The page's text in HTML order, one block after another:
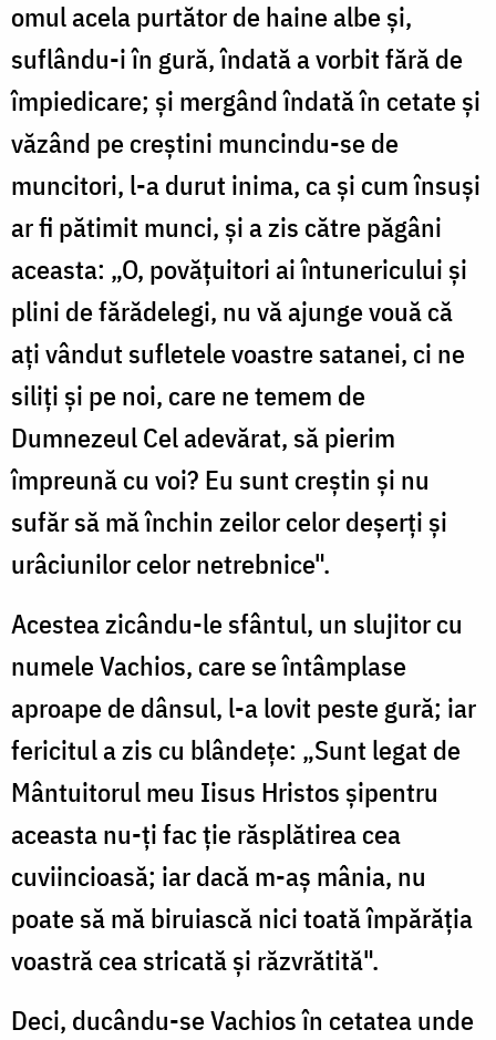
omul acela purtător de haine albe și,
suflându-i în gură, îndată a vorbit fără de
împiedicare; și mergând îndată în cetate și
văzând pe creștini muncindu-se de
muncitori, l-a durut inima, ca și cum însuși
ar fi pătimit munci, și a zis către păgâni
aceasta: „O, povățuitori ai întunericului și
plini de fărădelegi, nu vă ajunge vouă că
ați vândut sufletele voastre satanei, ci ne
siliți și pe noi, care ne temem de
Dumnezeul Cel adevărat, să pierim
împreună cu voi? Eu sunt creștin și nu
sufăr să mă închin zeilor celor deșerți și
urâciunilor celor netrebnice".
Acestea zicându-le sfântul, un slujitor cu
numele Vachios, care se întâmplase
aproape de dânsul, l-a lovit peste gură; iar
fericitul a zis cu blândețe: „Sunt legat de
Mântuitorul meu Iisus Hristos șipentru
aceasta nu-ți fac ție răsplătirea cea
cuviincioasă; iar dacă m-aș mânia, nu
poate să mă biruiască nici toată împărăția
voastră cea stricată și răzvrătită".
Deci, ducându-se Vachios în cetatea unde